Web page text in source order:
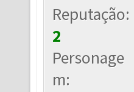
Reputação:
2
Personage
m: